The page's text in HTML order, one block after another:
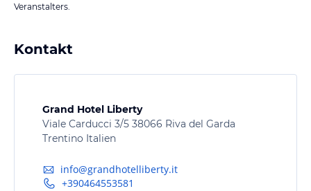
Veranstalters.
Kontakt
Grand Hotel Liberty
Viale Carducci 3/5 38066 Riva del Garda
Trentino Italien
info@grandhotelliberty.it
+390464553581